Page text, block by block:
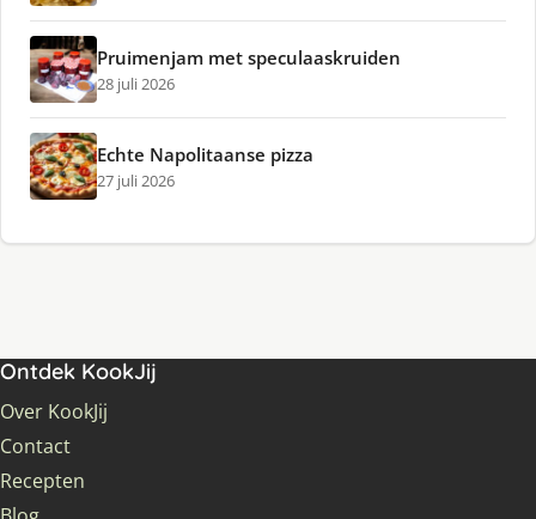
Pruimenjam met speculaaskruiden
28 juli 2026
Echte Napolitaanse pizza
27 juli 2026
Ontdek KookJij
Over KookJij
Contact
Recepten